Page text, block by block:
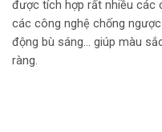
được tích hợp rất nhiều các
các công nghệ chống
động bù sáng… giúp màu
ràng.